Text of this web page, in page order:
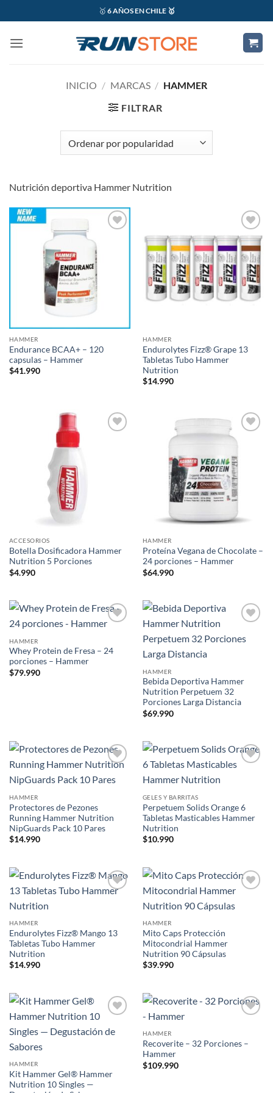
al
contenido
🥇 6 AÑOS EN CHILE 🥇
INICIO / MARCAS / HAMMER
FILTRAR
Nutrición deportiva Hammer Nutrition
HAMMER
Endurance BCAA+ – 120
capsulas – Hammer
$41.990
Add to
wishlist
HAMMER
Endurolytes Fizz® Grape 13
Tabletas Tubo Hammer
Nutrition
$14.990
ACCESORIOS
Botella Dosificadora Hammer
Nutrition 5 Porciones
$4.990
Add to
HAMMER
Proteína Vegana de Chocolate –
24 porciones – Hammer
$64.990
HAMMER
Whey Protein de Fresa – 24
porciones – Hammer
$79.990
wishlist
HAMMER
Bebida Deportiva Hammer
Nutrition Perpetuem 32
Porciones Larga Distancia
$69.990
wishlist
HAMMER
Protectores de Pezones
Running Hammer Nutrition
NipGuards Pack 10 Pares
$14.990
GELES Y BARRITAS
Perpetuem Solids Orange 6
Tabletas Masticables Hammer
Nutrition
$10.990
HAMMER
Endurolytes Fizz® Mango 13
Tabletas Tubo Hammer
Nutrition
$14.990
wishlist
HAMMER
Mito Caps Protección
Mitocondrial Hammer
Nutrition 90 Cápsulas
$39.990
wishlist
HAMMER
Kit Hammer Gel® Hammer
Nutrition 10 Singles —
HAMMER
Recoverite – 32 Porciones –
Hammer
$109.990